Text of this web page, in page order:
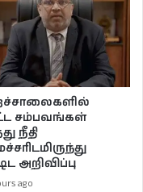
சம்பவங்கள்
நீதி
அறிவிப்பு
ago